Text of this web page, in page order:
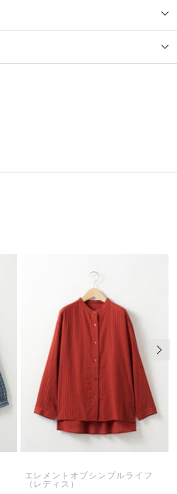
エレメントオブシンプルライフ
（レディス）